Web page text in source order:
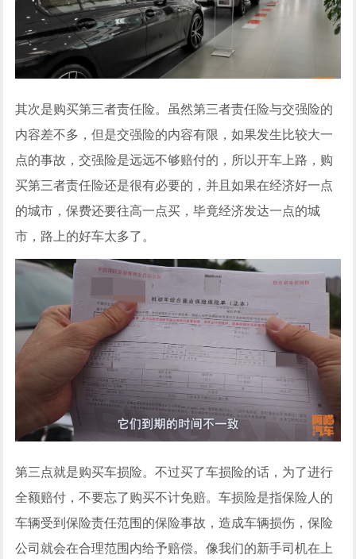
其次是购买第三者责任险。虽然第三者责任险与交强险的
内容差不多，但是交强险的内容有限，如果发生比较大一
点的事故，交强险是远远不够赔付的，所以开车上路，购
买第三者责任险还是很有必要的，并且如果在经济好一点
的城市，保费还要往高一点买，毕竟经济发达一点的城
市，路上的好车太多了。
第三点就是购买车损险。不过买了车损险的话，为了进行
全额赔付，不要忘了购买不计免赔。车损险是指保险人的
车辆受到保险责任范围的保险事故，造成车辆损伤，保险
公司就会在合理范围内给予赔偿。像我们的新手司机在上